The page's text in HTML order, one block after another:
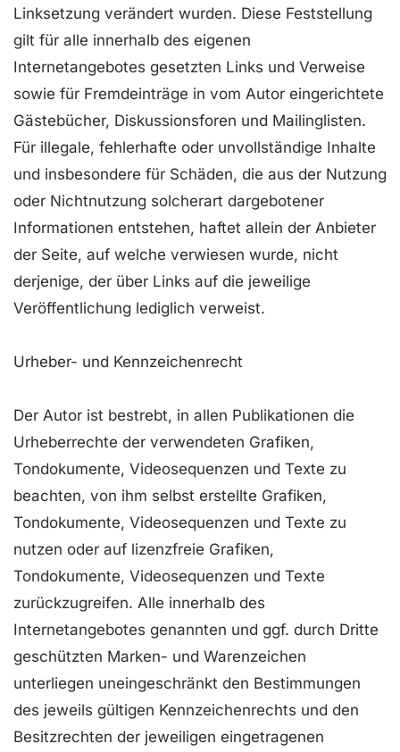
Linksetzung verändert wurden. Diese Feststellung
gilt für alle innerhalb des eigenen
Internetangebotes gesetzten Links und Verweise
sowie für Fremdeinträge in vom Autor eingerichtete
Gästebücher, Diskussionsforen und Mailinglisten.
Für illegale, fehlerhafte oder unvollständige Inhalte
und insbesondere für Schäden, die aus der Nutzung
oder Nichtnutzung solcherart dargebotener
Informationen entstehen, haftet allein der Anbieter
der Seite, auf welche verwiesen wurde, nicht
derjenige, der über Links auf die jeweilige
Veröffentlichung lediglich verweist.
Urheber- und Kennzeichenrecht
Der Autor ist bestrebt, in allen Publikationen die
Urheberrechte der verwendeten Grafiken,
Tondokumente, Videosequenzen und Texte zu
beachten, von ihm selbst erstellte Grafiken,
Tondokumente, Videosequenzen und Texte zu
nutzen oder auf lizenzfreie Grafiken,
Tondokumente, Videosequenzen und Texte
zurückzugreifen. Alle innerhalb des
Internetangebotes genannten und ggf. durch Dritte
geschützten Marken- und Warenzeichen
unterliegen uneingeschränkt den Bestimmungen
des jeweils gültigen Kennzeichenrechts und den
Besitzrechten der jeweiligen eingetragenen